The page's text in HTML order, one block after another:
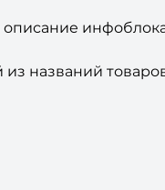
описание
названий